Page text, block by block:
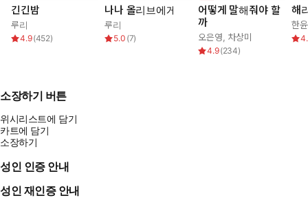
긴긴밤
루리
4.9(452)
나나 올리브에게
루리
5.0 (7)
어떻게 말해줘야 할
까
오은영 차상미
4.9(234)
해
한
소장하기 버튼
위시리스트에 담기
카트에 담기
소장하기
성인 인증 안내
성인 재인증 안내